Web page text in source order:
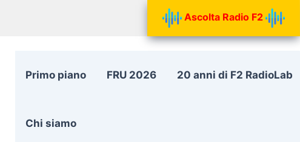
Ascolta Radio F2
Primo piano FRU 2026 20 anni di F2 RadioLab
Chi siamo